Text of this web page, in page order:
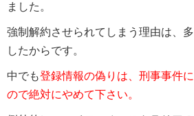
ました。
強制解約させられてしまう理由は、
したからです。
中でも登録情報の偽りは、刑事事件
ので絶対にやめて下さい。